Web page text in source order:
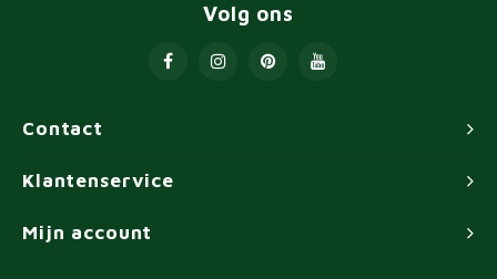
Contact
Volg ons
Klantenservice
Mijn account